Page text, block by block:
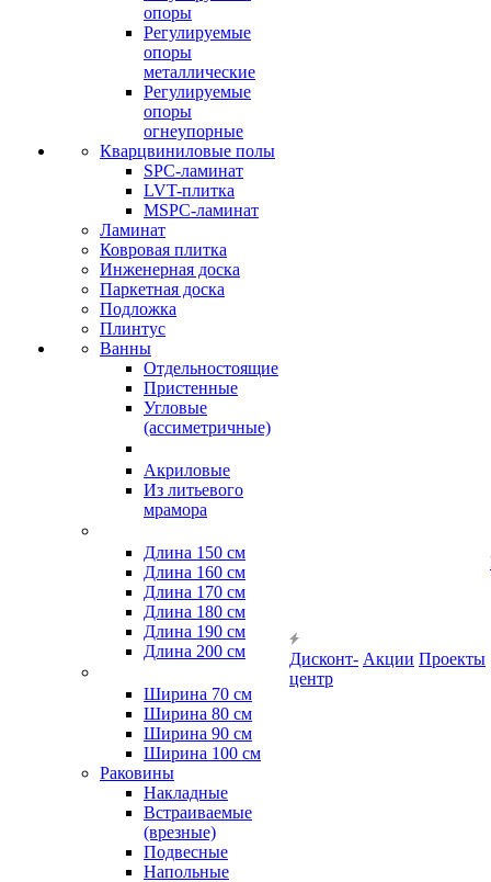
опоры
Регулируемые
опоры
металлические
Регулируемые
опоры
огнеупорные
Кварцвиниловые полы
SPC-ламинат
LVT-плитка
MSPC-ламинат
Ламинат
Ковровая плитка
Инженерная доска
Паркетная доска
Подложка
Плинтус
Ванны
Отдельностоящие
Пристенные
Угловые
(ассиметричные)
Акриловые
Из литьевого
мрамора
Длина 150 см
Длина 160 см
Длина 170 см
Длина 180 см
Длина 190 см
Длина 200 см
Ширина 70 см
Ширина 80 см
Ширина 90 см
Ширина 100 см
Раковины
Накладные
Встраиваемые
(врезные)
Подвесные
Напольные
Дисконт-
центр
Акции Проекты